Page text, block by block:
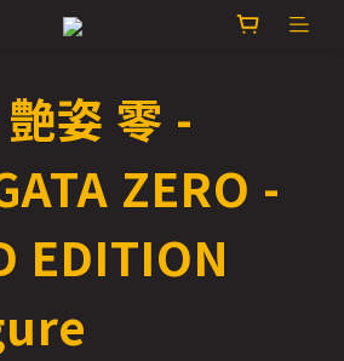
姿 零 -
ZERO -
EDITION